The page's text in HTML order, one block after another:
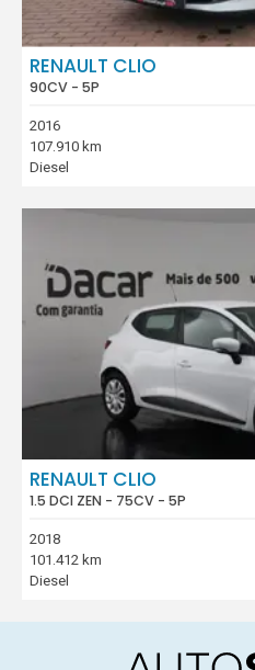
RENAULT CLIO
90CV - 5P
2016
107.910 km
Diesel
RENAULT CLIO
1.5 DCI ZEN - 75CV - 5P
2018
101.412 km
Diesel